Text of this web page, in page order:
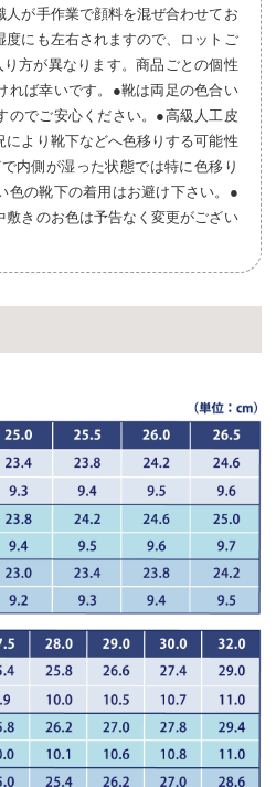
が手作業で顔料を混ぜ合わせてお
度にも左右されますので、ロットご
方が異なります。商品ごとの個性
れば幸いです。●靴は両足の色合い
のでご安心ください。●高級人工皮
より靴下などへ色移りする可能性
内側が湿った状態では特に色移り
色の靴下の着用はお避け下さい。●
敷きのお色は予告なく変更がござい